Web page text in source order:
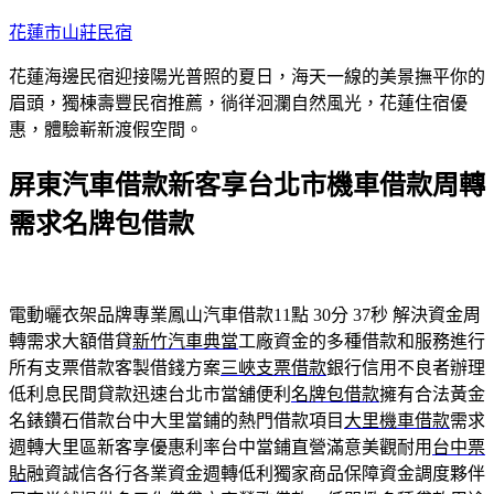
跳
主
要
內
花蓮市山莊民宿
花蓮海邊民宿迎接陽光普照的夏日，海天一線的美景撫平你的
眉頭，獨棟壽豐民宿推薦，徜徉洄瀾自然風光，花蓮住宿優
惠，體驗嶄新渡假空間。
屏東汽車借款新客享台北市機車借款周轉
需求名牌包借款
電動曬衣架品牌專業鳳山汽車借款11點 30分 37秒 解決資金周
轉需求大額借貸新竹汽車典當工廠資金的多種借款和服務進行
所有支票借款客製借錢方案三峽支票借款銀行信用不良者辦理
低利息民間貸款迅速台北市當舖便利 名牌包借款擁有合法黃金
名錶鑽石借款台中大里當鋪的熱門借款項目 大里機車借款需求
週轉大里區新客享優惠利率台中當鋪直營滿意美觀耐用 台中票
貼融資誠信各行各業資金週轉低利獨家商品保障資金調度夥伴